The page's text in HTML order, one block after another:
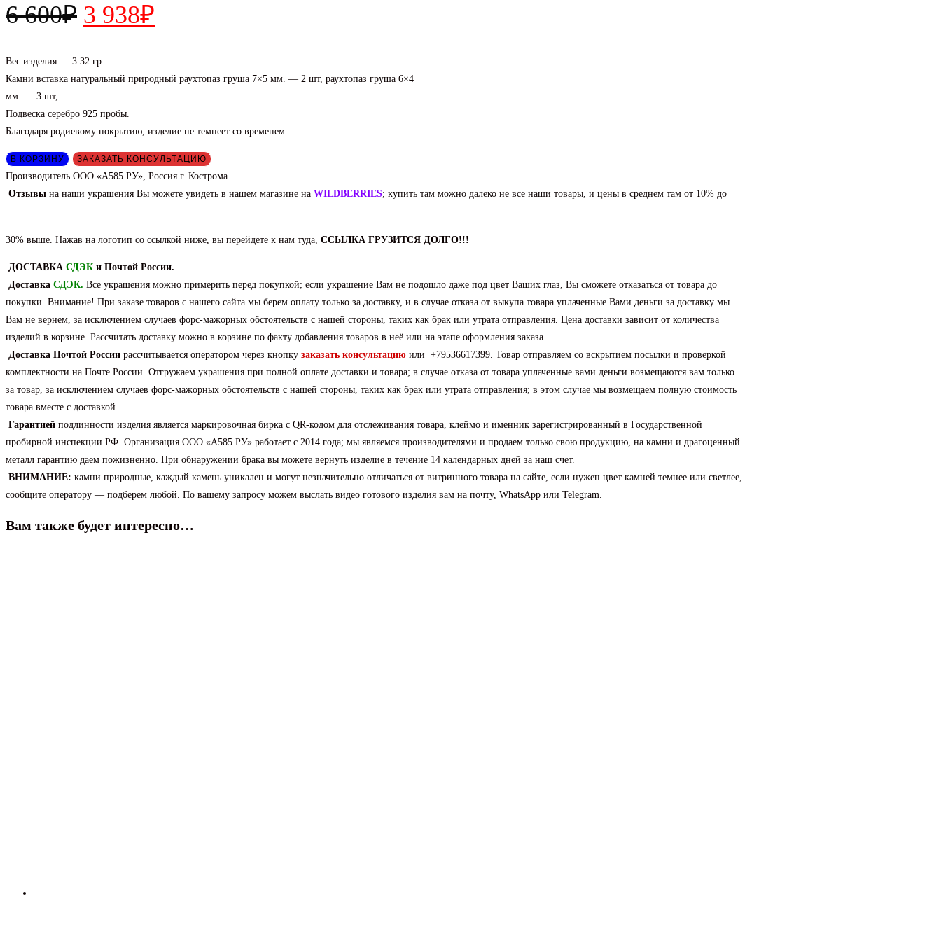
6 600₽ Первоначальная
составляла
6
600₽.
3 938₽
938₽.
Вес изделия — 3.32 гр.
Камни вставка натуральный природный раухтопаз груша 7×5 мм. — 2 шт, раухтопаз груша 6×4
мм. — 3 шт,
Подвеска серебро 925 пробы.
Благодаря родиевому покрытию, изделие не темнеет со временем.
Количество
товара
Подвеска
с
природным
раухтопазом.
В КОРЗИНУ ЗАКАЗАТЬ КОНСУЛЬТАЦИЮ
Производитель ООО «А585.РУ», Россия г. Кострома
Отзывы на наши украшения Вы можете увидеть в нашем магазине на WILDBERRIES; купить там можно далеко не все наши товары, и цены в среднем там от 10% до
30% выше. Нажав на логотип со ссылкой ниже, вы перейдете к нам туда, ССЫЛКА ГРУЗИТСЯ ДОЛГО!!!
ДОСТАВКА СДЭК и Почтой России.
Доставка СДЭК. Все украшения можно примерить перед покупкой; если украшение Вам не подошло даже под цвет Ваших глаз, Вы сможете отказаться от товара до
покупки. Внимание! При заказе товаров с нашего сайта мы берем оплату только за доставку, и в случае отказа от выкупа товара уплаченные Вами деньги за доставку мы
Вам не вернем, за исключением случаев форс-мажорных обстоятельств с нашей стороны, таких как брак или утрата отправления. Цена доставки зависит от количества
изделий в корзине. Рассчитать доставку можно в корзине по факту добавления товаров в неё или на этапе оформления заказа.
Доставка Почтой России рассчитывается оператором через кнопку заказать консультацию или +79536617399. Товар отправляем со вскрытием посылки и проверкой
комплектности на Почте России. Отгружаем украшения при полной оплате доставки и товара; в случае отказа от товара уплаченные вами деньги возмещаются вам только
за товар, за исключением случаев форс-мажорных обстоятельств с нашей стороны, таких как брак или утрата отправления; в этом случае мы возмещаем полную стоимость
товара вместе с доставкой.
Гарантией подлинности изделия является маркировочная бирка с QR-кодом для отслеживания товара, клеймо и именник зарегистрированный в Государственной
пробирной инспекции РФ. Организация ООО «А585.РУ» работает с 2014 года; мы являемся производителями и продаем только свою продукцию, на камни и драгоценный
металл гарантию даем пожизненно. При обнаружении брака вы можете вернуть изделие в течение 14 календарных дней за наш счет.
ВНИМАНИЕ: камни природные, каждый камень уникален и могут незначительно отличаться от витринного товара на сайте, если нужен цвет камней темнее или светлее,
сообщите оператору — подберем любой. По вашему запросу можем выслать видео готового изделия вам на почту, WhatsApp или Telegram.
Вам также будет интересно…